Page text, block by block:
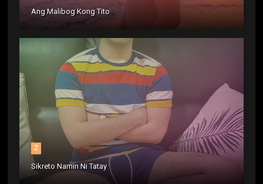
Ang Malibog Kong Tito
2
Sikreto Namin Ni Tatay